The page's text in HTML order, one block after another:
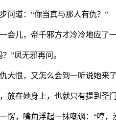
问道：“你当真与那人有仇？”
会儿，帝千邪方才冷冷地应了
”凤无邪再问。
大恨，又怎么会到一听说她来
放在她身上，也就只有提到圣
愣，嘴角浮起一抹嘲讽：“哼，